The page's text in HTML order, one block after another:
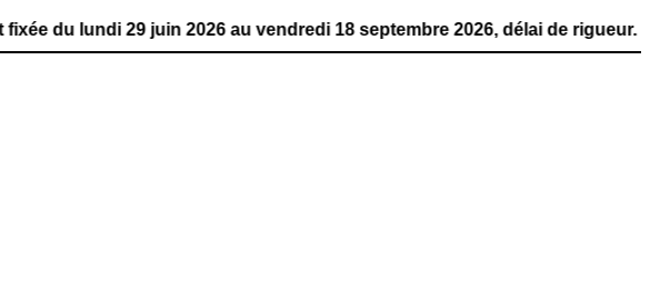
29 juin 2026 au vendredi 18 septembre 2026, délai de rigueur.